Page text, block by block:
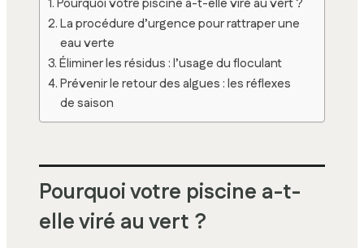
Pourquoi votre piscine a-t-elle viré au vert ?
La procédure d’urgence pour rattraper une
eau verte
Éliminer les résidus : l’usage du floculant
Prévenir le retour des algues : les réflexes
de saison
Pourquoi votre piscine a-t-
elle viré au vert ?